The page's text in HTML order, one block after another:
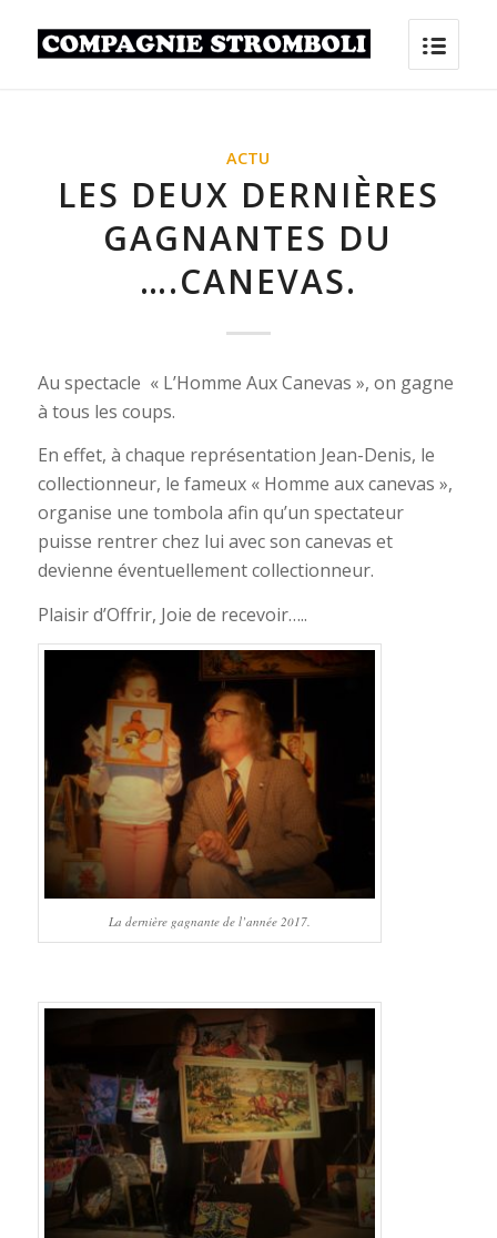
ACTU
LES DEUX DERNIÈRES
GAGNANTES DU
….CANEVAS.
Au spectacle « L’Homme Aux Canevas », on gagne
à tous les coups.
En effet, à chaque représentation Jean-Denis, le
collectionneur, le fameux « Homme aux canevas »,
organise une tombola afin qu’un spectateur
puisse rentrer chez lui avec son canevas et
devienne éventuellement collectionneur.
Plaisir d’Offrir, Joie de recevoir…..
La dernière gagnante de l’année 2017.